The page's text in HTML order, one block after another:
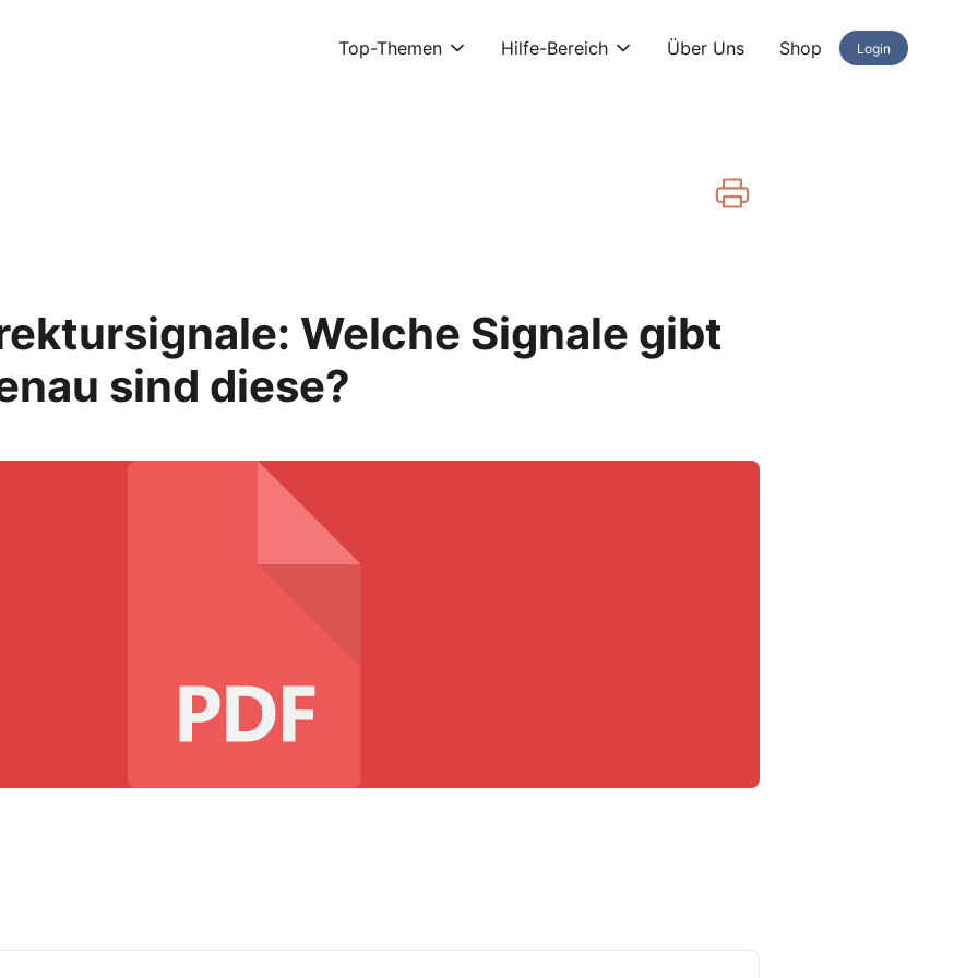
Top-Themen Hilfe-Bereich Über Uns Shop Login
Welche Signale gibt
sind diese?